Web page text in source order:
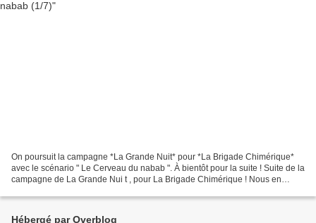
On poursuit la campagne *La Grande Nuit* pour *La Brigade Chimérique*
avec le scénario " Le Cerveau du nabab ". À bientôt pour la suite ! Suite de la
campagne de La Grande Nui t , pour La Brigade Chimérique ! Nous en
Hébergé par Overblog